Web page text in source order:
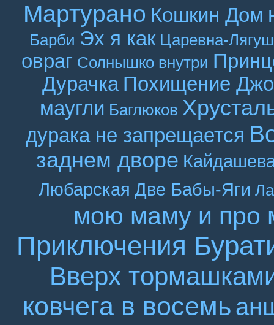
Мартурано Кошкин Дом
Барби Эх я как Царевна-
овраг Солнышко внутри
Дурачка Похищение
маугли Баглюков
дурака не запрещается
заднем дворе
Любарская Две Бабы-Яги
мою маму и про
Приключения
Вверх
ковчега в восемь